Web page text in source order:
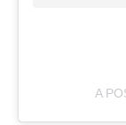
A